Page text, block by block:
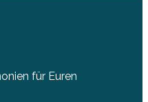
für Euren